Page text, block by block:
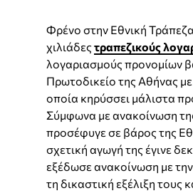
Φρένο στην Εθνική
χιλιάδες τραπεζικούς
λογαριασμούς προνομίων
Πρωτοδικείο της Αθήνας
οποία κηρύσσει μάλιστα
Σύμφωνα με ανακοίνωση
προσέφυγε σε βάρος της
σχετική αγωγή της έγινε
εξέδωσε ανακοίνωση με
τη δικαστική εξέλιξη τους